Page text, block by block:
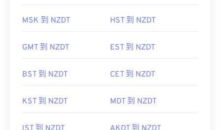
MSK 到 NZDT HST 到 NZDT
GMT 到 NZDT EST 到 NZDT
BST 到 NZDT CET 到 NZDT
KST 到 NZDT MDT 到 NZDT